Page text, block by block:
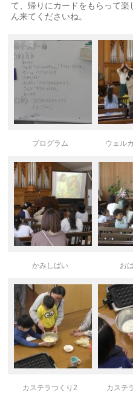
て、帰りにカードをもらって
ん来てくださいね。
プログラム ウェル
かみしばい お
カステラつくり2 カステ